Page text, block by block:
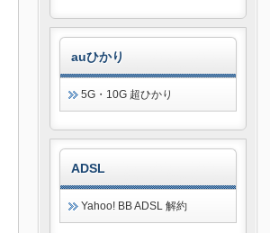
auひかり
5G・10G 超ひかり
ADSL
Yahoo! BB ADSL 解約